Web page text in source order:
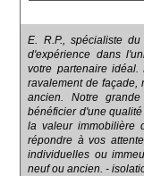
E. R.P., spécialiste
d'expérience dans
votre partenaire
ravalement de façade,
ancien. Notre
bénéficier d'une
la valeur immobilière
répondre à vos
individuelles ou
neuf ou ancien. -